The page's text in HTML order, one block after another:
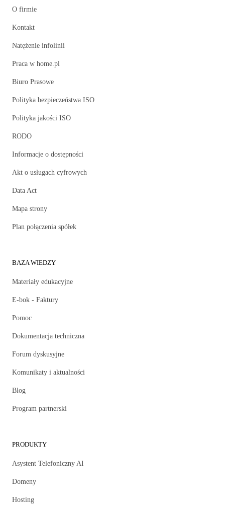
O firmie
Kontakt
Natężenie infolinii
Praca w home.pl
Biuro Prasowe
Polityka bezpieczeństwa ISO
Polityka jakości ISO
RODO
Informacje o dostępności
Akt o usługach cyfrowych
Data Act
Mapa strony
Plan połączenia spółek
BAZA WIEDZY
Materiały edukacyjne
E-bok - Faktury
Pomoc
Dokumentacja techniczna
Forum dyskusyjne
Komunikaty i aktualności
Blog
Program partnerski
PRODUKTY
Asystent Telefoniczny AI
Domeny
Hosting